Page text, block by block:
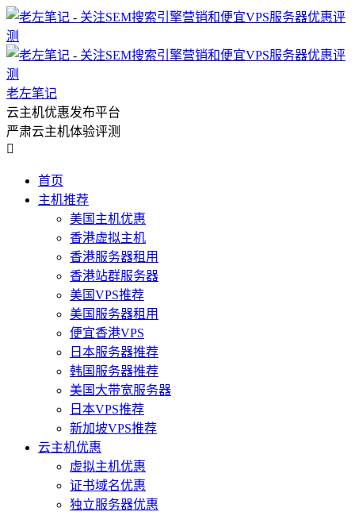
老左笔记
云主机优惠发布平台
严肃云主机体验评测

首页
主机推荐
美国主机优惠
香港虚拟主机
香港服务器租用
香港站群服务器
美国VPS推荐
美国服务器租用
便宜香港VPS
日本服务器推荐
韩国服务器推荐
美国大带宽服务器
日本VPS推荐
新加坡VPS推荐
云主机优惠
虚拟主机优惠
证书域名优惠
独立服务器优惠